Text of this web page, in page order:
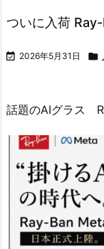
ついに入荷
 2026年5月31日 
話題のAIグラス